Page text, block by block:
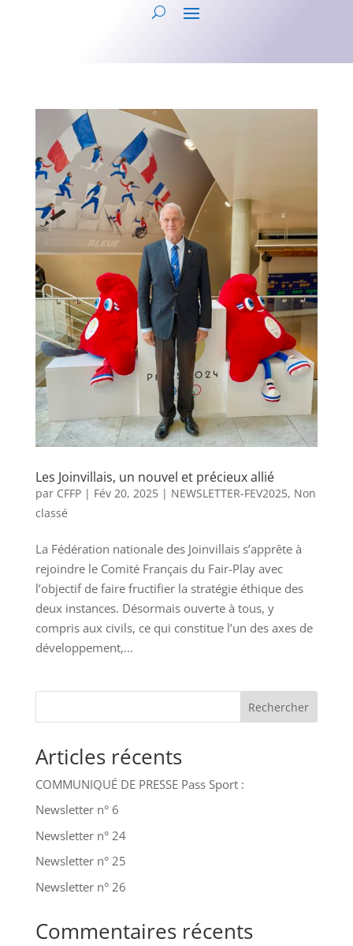
Les Joinvillais, un nouvel et précieux allié
par CFFP| Fév 20, 2025| NEWSLETTER-FEV2025, Non
classé
La Fédération nationale des Joinvillais s’apprête à
rejoindre le Comité Français du Fair-Play avec
l’objectif de faire fructifier la stratégie éthique des
deux instances. Désormais ouverte à tous, y
compris aux civils, ce qui constitue l’un des axes de
développement,...
Rechercher
Articles récents
COMMUNIQUÉ DE PRESSE Pass Sport :
Newsletter n° 6
Newsletter n° 24
Newsletter n° 25
Newsletter n° 26
Commentaires récents